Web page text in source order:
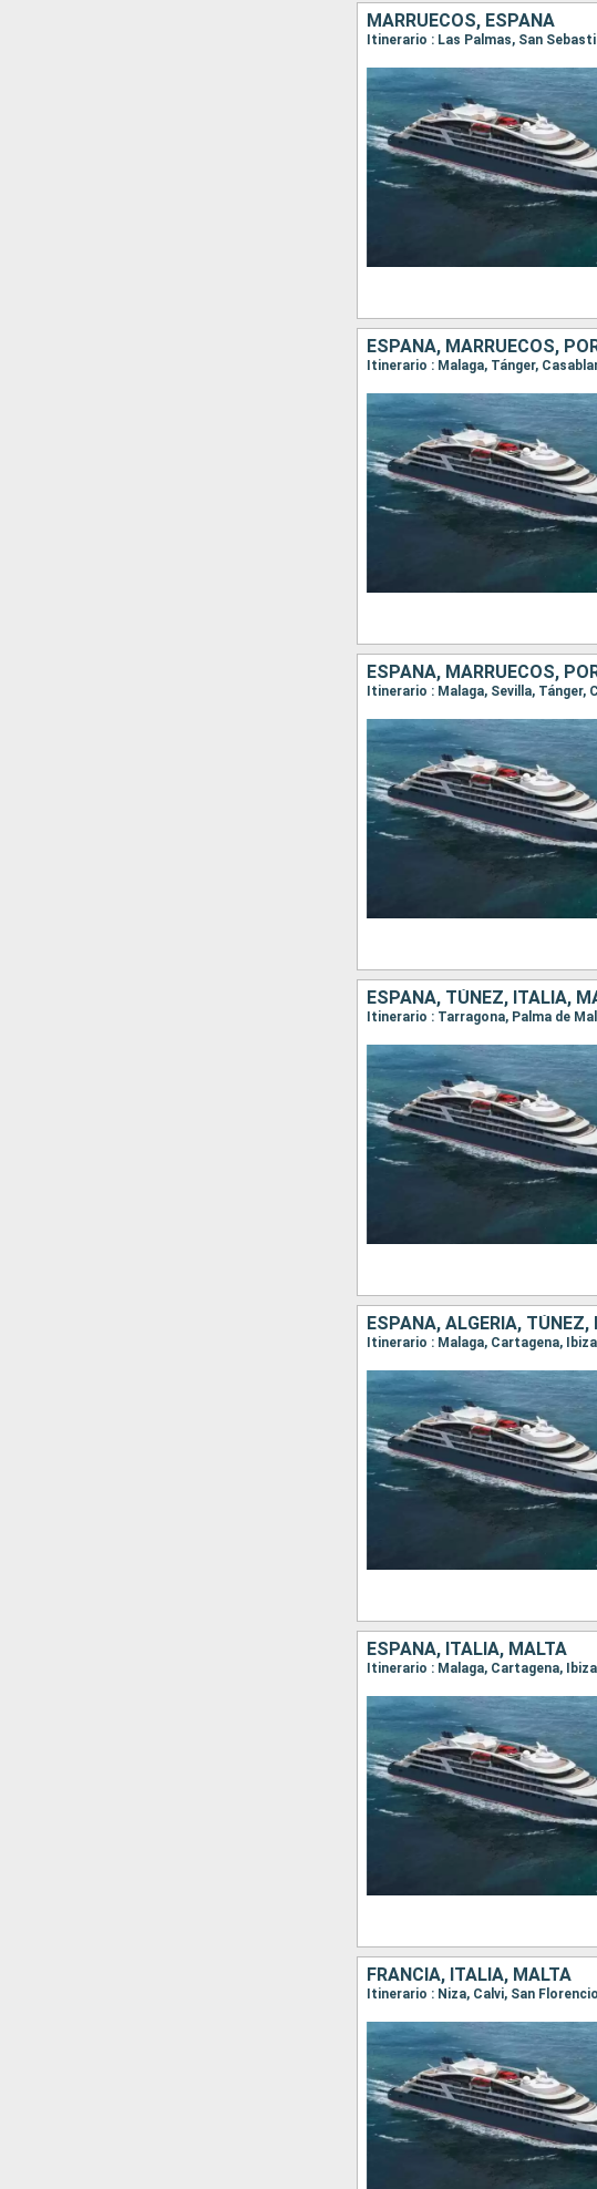
MARRUECOS, ESPAÑA
ESPAÑA, MARRUECOS,
Itinerario : Malaga, Tánger,
ESPAÑA, MARRUECOS,
ESPAÑA, TÚNEZ, ITALIA,
Itinerario : Tarragona, Palma de
ESPAÑA, ALGERIA,
Itinerario : Malaga, Cartagena,
ESPAÑA, ITALIA, MALTA
Itinerario : Malaga, Cartagena,
FRANCIA, ITALIA, MALTA